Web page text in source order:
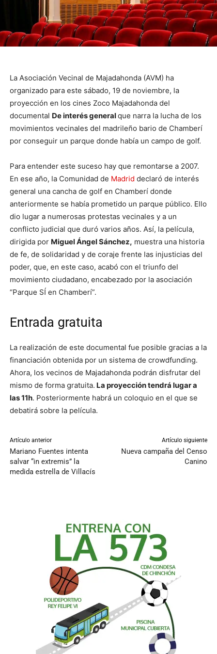
La Asociación Vecinal de Majadahonda (AVM) ha
organizado para este sábado, 19 de noviembre, la
proyección en los cines Zoco Majadahonda del
documental De interés generalque narra la lucha de los
movimientos vecinales del madrileño bario de Chamberí
por conseguir un parque donde había un campo de golf.
Para entender este suceso hay que remontarse a 2007.
En ese año, la Comunidad de Madrid declaró de interés
general una cancha de golf en Chamberí donde
anteriormente se había prometido un parque público. Ello
dio lugar a numerosas protestas vecinales y a un
conflicto judicial que duró varios años. Así, la película,
dirigida por Miguel Ángel Sánchez, muestra una historia
de fe, de solidaridad y de coraje frente las injusticias del
poder, que, en este caso, acabó con el triunfo del
movimiento ciudadano, encabezado por la asociación
“Parque SÍ en Chamberí”.
Entrada gratuita
La realización de este documental fue posible gracias a la
financiación obtenida por un sistema de crowdfunding.
Ahora, los vecinos de Majadahonda podrán disfrutar del
mismo de forma gratuita. La proyección tendrá lugar a
las 11h. Posteriormente habrá un coloquio en el que se
debatirá sobre la película.
Artículo anterior
Mariano Fuentes intenta
salvar “in extremis” la
medida estrella de Villacís
Artículo siguiente
Nueva campaña del Censo
Canino